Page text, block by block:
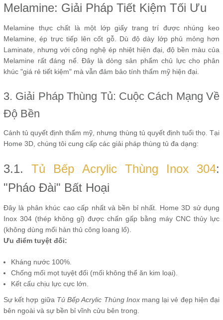
Melamine: Giải Pháp Tiết Kiệm Tối Ưu
Melamine thực chất là một lớp giấy trang trí được nhúng keo
Melamine, ép trực tiếp lên cốt gỗ. Dù độ dày lớp phủ mỏng hơn
Laminate, nhưng với công nghệ ép nhiệt hiện đại, độ bền màu của
Melamine rất đáng nể. Đây là dòng sản phẩm chủ lực cho phân
khúc "giá rẻ tiết kiệm" mà vẫn đảm bảo tính thẩm mỹ hiện đại.
3. Giải Pháp Thùng Tủ: Cuộc Cách Mạng Về
Độ Bền
Cánh tủ quyết định thẩm mỹ, nhưng thùng tủ quyết định tuổi thọ. Tại
Home 3D, chúng tôi cung cấp các giải pháp thùng tủ đa dạng:
3.1.Tủ Bếp Acrylic Thùng Inox 304:
"Pháo Đài" Bất Hoại
Đây là phân khúc cao cấp nhất và bền bỉ nhất. Home 3D sử dụng
Inox 304 (thép không gỉ) được chấn gấp bằng máy CNC thủy lực
(không dùng mối hàn thủ công loang lổ).
Ưu điểm tuyệt đối:
Kháng nước 100%.
Chống mối mọt tuyệt đối (mối không thể ăn kim loại).
Kết cấu chịu lực cực lớn.
Sự kết hợp giữa Tủ Bếp Acrylic Thùng Inoxmang lại vẻ đẹp hiện đại
bên ngoài và sự bền bỉ vĩnh cửu bên trong.